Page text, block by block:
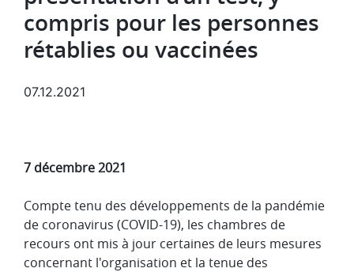
compris pour les personnes
rétablies ou vaccinées
07.12.2021
7 décembre 2021
Compte tenu des développements de la pandémie
de coronavirus (COVID-19), les chambres de
recours ont mis à jour certaines de leurs mesures
concernant l'organisation et la tenue des